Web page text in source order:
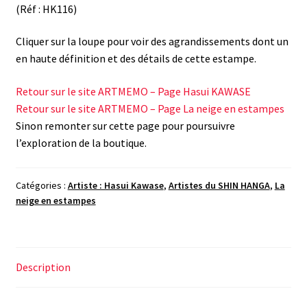
(Réf : HK116)
Cliquer sur la loupe pour voir des agrandissements dont un
en haute définition et des détails de cette estampe.
Retour sur le site ARTMEMO – Page Hasui KAWASE
Retour sur le site ARTMEMO – Page La neige en estampes
Sinon remonter sur cette page pour poursuivre
l’exploration de la boutique.
Catégories : Artiste : Hasui Kawase, Artistes du SHIN HANGA, La
neige en estampes
Description